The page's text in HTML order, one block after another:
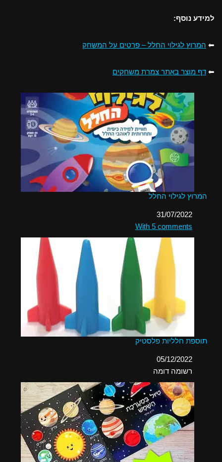
למידע נוסף:
⬅ המרוץ לגילוי החלל – פרטים על המשחק
⬅ דף מוצר באתר צמרת משחקים
המרוץ לגילוי החלל
תאריך31/07/2022
בהקשר ל-
With 5 comments
תוספת חלליות פלסטיק
תאריך05/12/2022
בהקשר ל-
רשומה דומה